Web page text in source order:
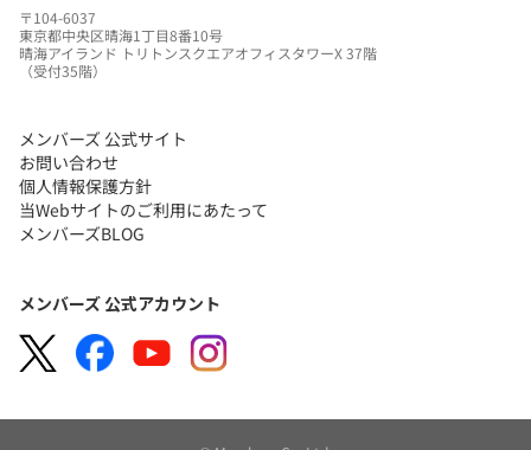
〒104-6037
東京都中央区晴海1丁目8番10号
晴海アイランド トリトンスクエアオフィスタワーX 37階
（受付35階）
メンバーズ 公式サイト
お問い合わせ
個人情報保護方針
当Webサイトのご利用にあたって
メンバーズBLOG
メンバーズ 公式アカウント